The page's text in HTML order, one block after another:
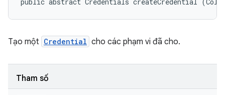
Tạo một Credential cho các phạm vi đã cho.
Tham số